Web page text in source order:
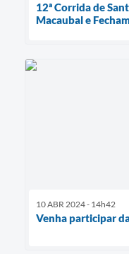
12ª Corrida de
Macaubal e
10 ABR 2024 - 14h42
Venha participar